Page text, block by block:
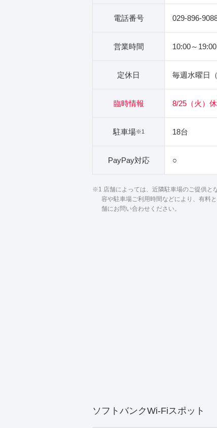
電話番号 029-896-
営業時間 10:00～19:00
定休日 毎週水曜日
臨時情報 8/25（火）
駐車場※1 18台
PayPay対応 ○
※1 店舗によっては、近隣駐車場のご提供と
容や駐車場ご利用時間などにより、有料
舗にお問い合わせください。
ソフトバンクWi-Fiスポット